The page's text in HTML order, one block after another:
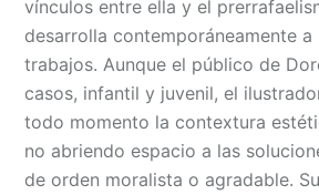
vínculos entre ella y el
desarrolla contemporáneamente a
trabajos. Aunque el público de
casos, infantil y juvenil, el
todo momento la contextura
no abriendo espacio a las
de orden moralista o agradable.